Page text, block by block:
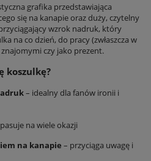
grafika przedstawiająca
się na kanapie oraz duży, czytelny
wzrok nadruk, który
na co dzień, do pracy (zwłaszcza w
czy jako prezent.
koszulkę?
– idealny dla fanów ironii i
na wiele okazji
na kanapie – przyciąga uwagę i